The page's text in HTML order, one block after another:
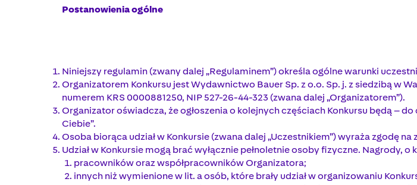
Postanowienia ogólne
Niniejszy regulamin (zwany dalej „Regulaminem”) określa ogólne warunki
Organizatorem Konkursu jest Wydawnictwo Bauer Sp. z o.o. Sp. j. z siedzibą w
numerem KRS 0000881250, NIP 527-26-44-323 (zwana dalej „Organizatorem”).
Organizator oświadcza, że ogłoszenia o kolejnych częściach Konkursu będą –
Ciebie”.
Osoba biorąca udział w Konkursie (zwana dalej „Uczestnikiem”) wyraża zgodę
Udział w Konkursie mogą brać wyłącznie pełnoletnie osoby fizyczne. Nagrody,
pracowników oraz współpracowników Organizatora;
innych niż wymienione w lit. a osób, które brały udział w organizowaniu